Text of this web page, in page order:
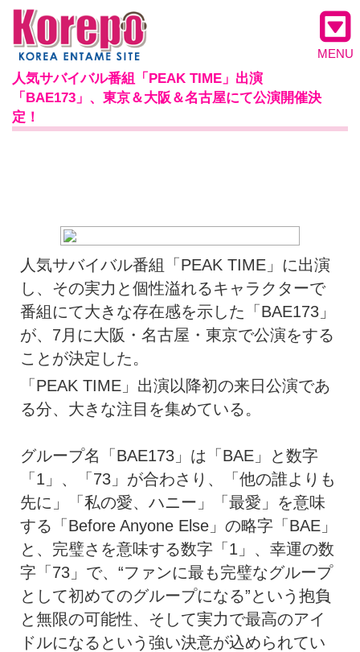
MENU
人気サバイバル番組「PEAK TIME」出演
「BAE173」、東京＆大阪＆名古屋にて公演開催決
定！
人気サバイバル番組「PEAK TIME」に出演
し、その実力と個性溢れるキャラクターで
番組にて大きな存在感を示した「BAE173」
が、7月に大阪・名古屋・東京で公演をする
ことが決定した。
「PEAK TIME」出演以降初の来日公演であ
る分、大きな注目を集めている。
グループ名「BAE173」は「BAE」と数字
「1」、「73」が合わさり、「他の誰よりも
先に」「私の愛、ハニー」「最愛」を意味
する「Before Anyone Else」の略字「BAE」
と、完璧さを意味する数字「1」、幸運の数
字「73」で、“ファンに最も完璧なグループ
として初めてのグループになる”という抱負
と無限の可能性、そして実力で最高のアイ
ドルになるという強い決意が込められてい